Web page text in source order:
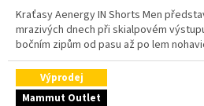
Kraťasy Aenergy IN Shorts Men
mrazivých dnech při skialpovém
bočním zipům od pasu až po lem
Výprodej
Mammut Outlet